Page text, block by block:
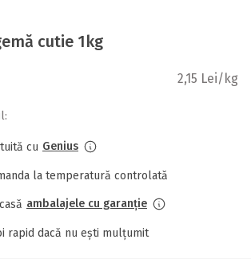
cutie 1kg
2,15 Lei/kg
cu Genius
la temperatură controlată
ambalajele cu garanție
rapid dacă nu ești mulțumit